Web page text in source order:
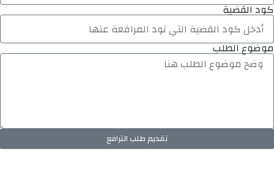
كود القضية
موضوع الطلب
تقديم طلب الترافع